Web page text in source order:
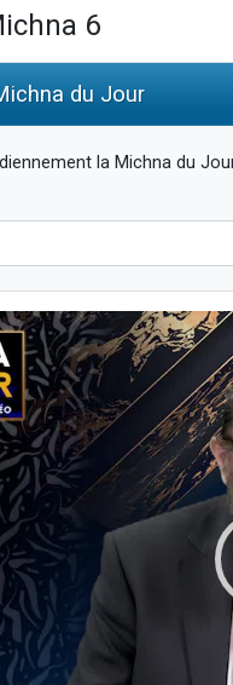
6
du Jour
la Michna du